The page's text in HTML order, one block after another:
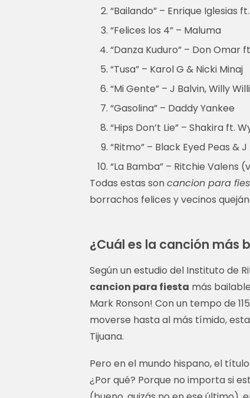
“Bailando” – Enrique Iglesias
“Felices los 4” – Maluma
“Danza Kuduro” – Don Omar
“Tusa” – Karol G & Nicki Minaj
“Mi Gente” – J Balvin, Willy
“Gasolina” – Daddy Yankee
“Hips Don’t Lie” – Shakira ft.
“Ritmo” – Black Eyed Peas &
“La Bamba” – Ritchie Valens
Todas estas soncancion para
borrachos felices y vecinos
¿Cuál es la canción más
Según un estudio del Instituto de
cancion para fiesta más
Mark Ronson! Con un tempo de
moverse hasta al más tímido,
Tijuana.
Pero en el mundo hispano, el
¿Por qué? Porque no importa si